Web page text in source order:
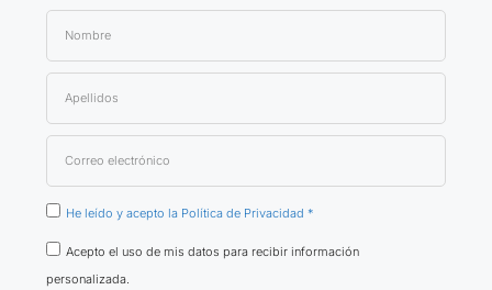
He leído y acepto la Política de Privacidad *
Acepto el uso de mis datos para recibir información
personalizada.